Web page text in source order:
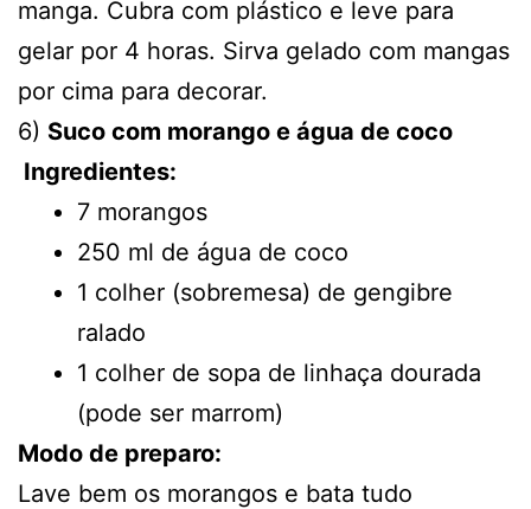
manga. Cubra com plástico e leve para
gelar por 4 horas. Sirva gelado com mangas
por cima para decorar.
6) Suco com morango e água de coco
Ingredientes:
7 morangos
250 ml de água de coco
1 colher (sobremesa) de gengibre
ralado
1 colher de sopa de linhaça dourada
(pode ser marrom)
Modo de preparo:
Lave bem os morangos e bata tudo